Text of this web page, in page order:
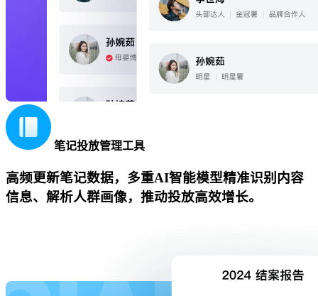
笔记投放管理工具
高频更新笔记数据，多重AI智能模型精准识别内容
信息、解析人群画像，推动投放高效增长。